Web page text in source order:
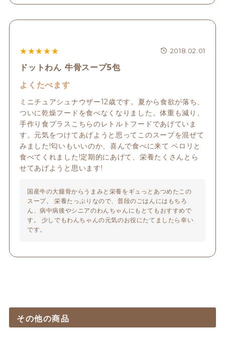
2018.02.01
ドットわん 牛骨スープ5包
★★★★★
よくたべます
ミニチュアシュナウザー12歳です。夏から食欲が落ち、
ついに乾燥フードを食べなくなりました。体重も減り、
手作り食プラスこちらのレトルトフードであげていま
す。元気をつけてあげようと思ってこのスープを混ぜて
みました!匂いもいいのか、喜んで食べに来て ペロリと
食べてくれました!定期的にあげて、栄養たくさんとら
せてあげようと思います!
国産牛の大腿骨からうまみと栄養をギュっとあつめたこの
スープ。 栄養たっぷりなので、普段のごはんにはもちろ
ん、病中病後やシニアのわんちゃんにもとてもおすすめで
す。 少しでもわんちゃんの元気のお役にたてましたら幸い
です。
その他の商品